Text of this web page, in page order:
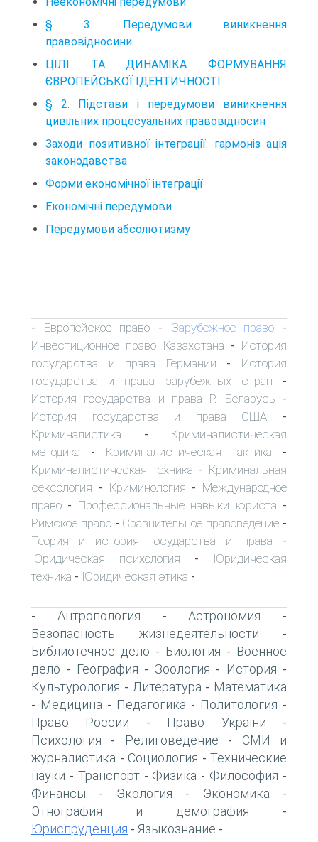
§ 3. Передумови виникнення
правовідносини
ЦІЛІ ТА ДИНАМІКА ФОРМУВАННЯ
ЄВРОПЕЙСЬКОЇ ІДЕНТИЧНОСТІ
§ 2. Підстави і передумови виникнення
цивільних процесуальних правовідносин
Заходи позитивної інтеграції: гармоніз ація
законодавства
Форми економічної інтеграції
Економічні передумови
Передумови абсолютизму
- Европейское право - Зарубежное право -
Инвестиционное право Казахстана - История
государства и права Германии - История
государства и права зарубежных стран -
История государства и права Р. Беларусь -
История государства и права США -
Криминалистика - Криминалистическая
методика - Криминалистическая тактика -
Криминалистическая техника - Криминальная
сексология - Криминология - Международное
право - Профессиональные навыки юриста -
Римское право- Сравнительное правоведение -
Теория и история государства и права -
Юридическая психология -
Юридическая
техника - Юридическая этика -
- Антропология -Астрономия -
Безопасность жизнедеятельности -
Библиотечное дело - Биология - Военное
дело - География - Зоология - История -
Культурология - Литература - Математика
- Медицина - Педагогика - Политология -
Право России - Право України -
Психология - Религоведение - СМИ и
журналистика - Социология - Технические
науки - Транспорт- Физика - Философия -
Финансы - Экология - Экономика -
Этнография и демография -
Юриспруденция - Языкознание -